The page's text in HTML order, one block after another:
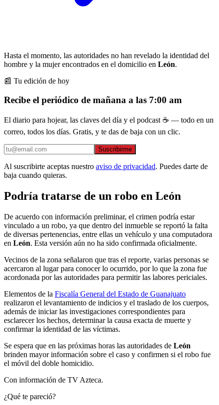
Hasta el momento, las autoridades no han revelado la identidad del
hombre y la mujer encontrados en el domicilio en León.
📰 Tu edición de hoy
Recibe el periódico de mañana a las 7:00 am
El diario para hojear, las claves del día y el podcast ☕ — todo en un
correo, todos los días. Gratis, y te das de baja con un clic.
Suscribirme
Al suscribirte aceptas nuestro aviso de privacidad. Puedes darte de
baja cuando quieras.
Podría tratarse de un robo en León
De acuerdo con información preliminar, el crimen podría estar
vinculado a un robo, ya que dentro del inmueble se reportó la falta
de diversas pertenencias, entre ellas un vehículo y una computadora
en León. Esta versión aún no ha sido confirmada oficialmente.
Vecinos de la zona señalaron que tras el reporte, varias personas se
acercaron al lugar para conocer lo ocurrido, por lo que la zona fue
acordonada por las autoridades para permitir las labores periciales.
Elementos de la Fiscalía General del Estado de Guanajuato
realizaron el levantamiento de indicios y el traslado de los cuerpos,
además de iniciar las investigaciones correspondientes para
esclarecer los hechos, determinar la causa exacta de muerte y
confirmar la identidad de las víctimas.
Se espera que en las próximas horas las autoridades de León
brinden mayor información sobre el caso y confirmen si el robo fue
el móvil del doble homicidio.
Con información de TV Azteca.
¿Qué te pareció?